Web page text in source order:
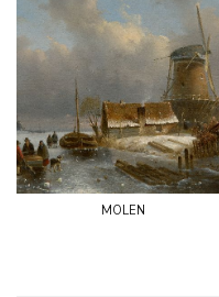
molen